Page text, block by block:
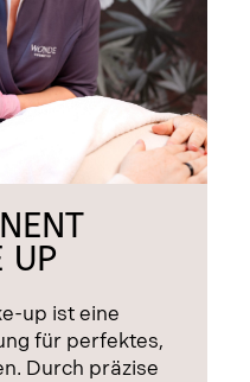
UP
up ist eine
für perfektes,
Durch präzise